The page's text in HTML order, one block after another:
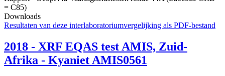
= C85)
Downloads
Resultaten van deze interlaboratoriumvergelijking als PDF-bestand
2018 - XRF EQAS test AMIS, Zuid-
Afrika - Kyaniet AMIS0561